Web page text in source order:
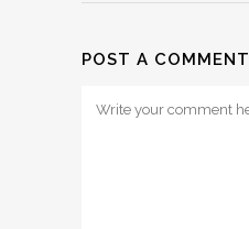
POST A COMMENT